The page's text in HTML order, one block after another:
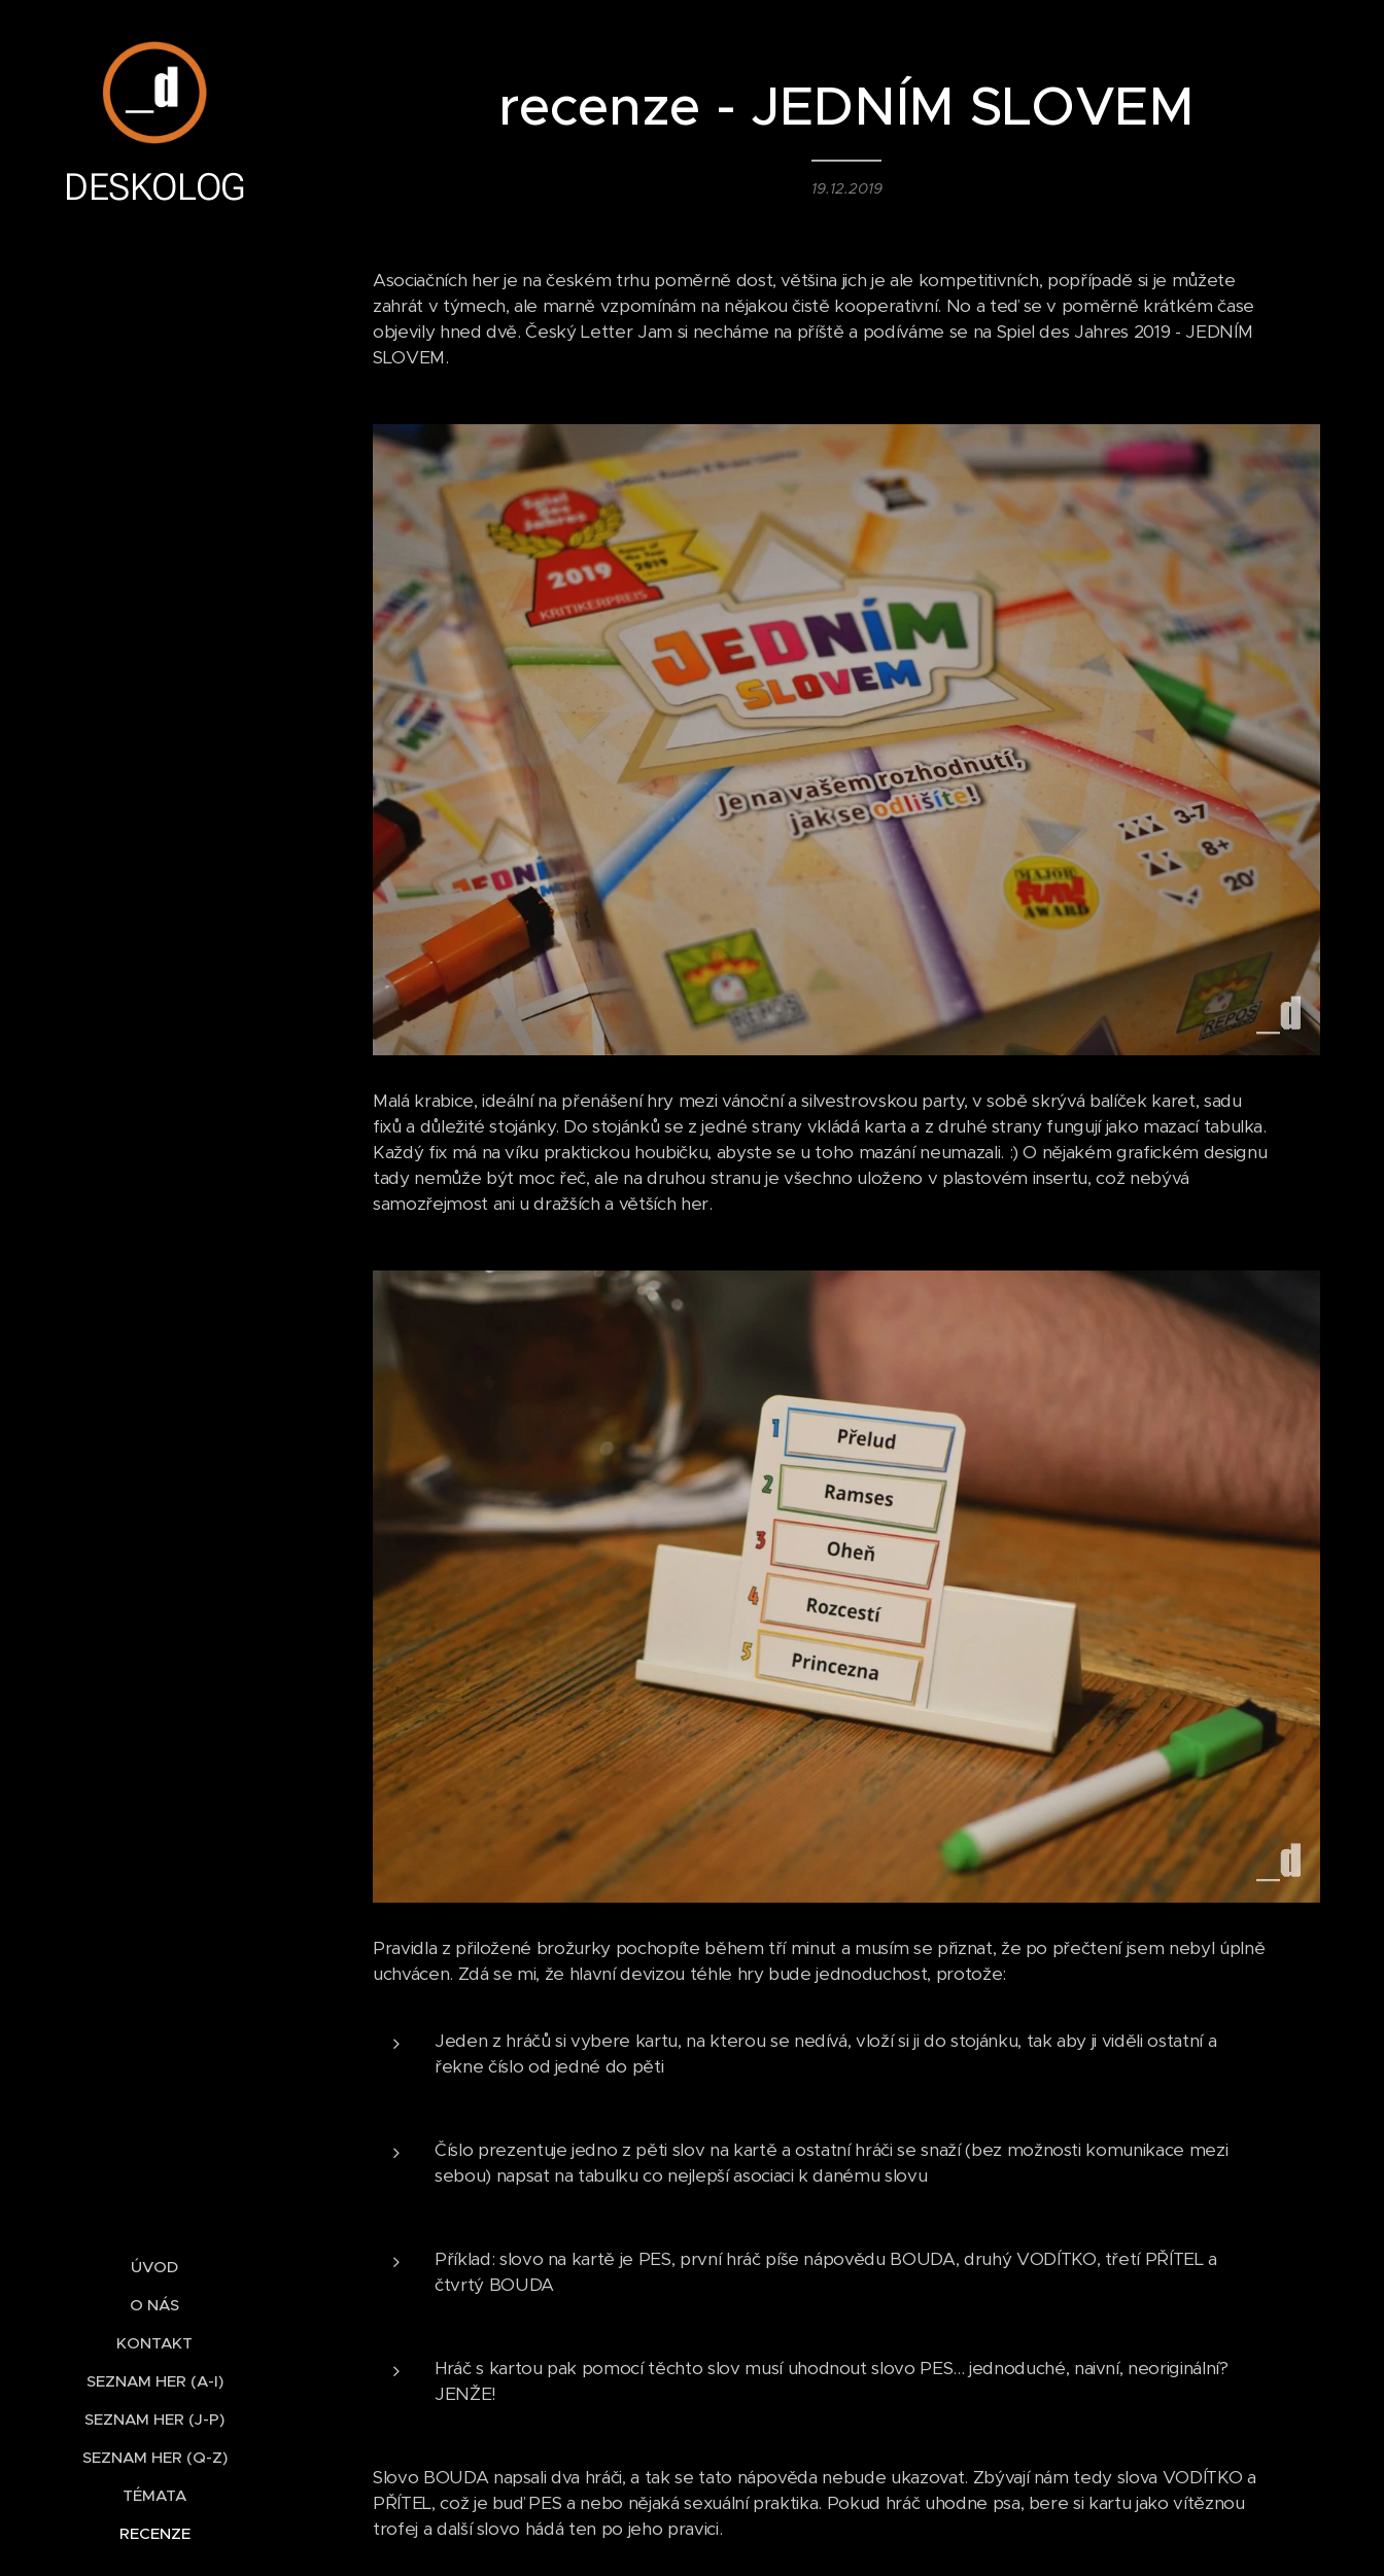
DESKOLOG
ÚVOD
O NÁS
KONTAKT
SEZNAM HER (A-I)
SEZNAM HER (J-P)
SEZNAM HER (Q-Z)
TÉMATA
RECENZE
recenze - JEDNÍM SLOVEM
19.12.2019
Asociačních her je na českém trhu poměrně dost, většina jich je ale kompetitivních, popřípadě si je můžete
zahrát v týmech, ale marně vzpomínám na nějakou čistě kooperativní. No a teď se v poměrně krátkém čase
objevily hned dvě. Český Letter Jam si necháme na příště a podíváme se na Spiel des Jahres 2019 - JEDNÍM
SLOVEM.
Malá krabice, ideální na přenášení hry mezi vánoční a silvestrovskou party, v sobě skrývá balíček karet, sadu
fixů a důležité stojánky. Do stojánků se z jedné strany vkládá karta a z druhé strany fungují jako mazací tabulka.
Každý fix má na víku praktickou houbičku, abyste se u toho mazání neumazali. :) O nějakém grafickém designu
tady nemůže být moc řeč, ale na druhou stranu je všechno uloženo v plastovém insertu, což nebývá
samozřejmost ani u dražších a větších her.
Pravidla z přiložené brožurky pochopíte během tří minut a musím se přiznat, že po přečtení jsem nebyl úplně
uchvácen. Zdá se mi, že hlavní devizou téhle hry bude jednoduchost, protože:
Jeden z hráčů si vybere kartu, na kterou se nedívá, vloží si ji do stojánku, tak aby ji viděli ostatní a
řekne číslo od jedné do pěti
Číslo prezentuje jedno z pěti slov na kartě a ostatní hráči se snaží (bez možnosti komunikace mezi
sebou) napsat na tabulku co nejlepší asociaci k danému slovu
Příklad: slovo na kartě je PES, první hráč píše nápovědu BOUDA, druhý VODÍTKO, třetí PŘÍTEL a
čtvrtý BOUDA
Hráč s kartou pak pomocí těchto slov musí uhodnout slovo PES... jednoduché, naivní, neoriginální?
JENŽE!
Slovo BOUDA napsali dva hráči, a tak se tato nápověda nebude ukazovat. Zbývají nám tedy slova VODÍTKO a
PŘÍTEL, což je buď PES a nebo nějaká sexuální praktika. Pokud hráč uhodne psa, bere si kartu jako vítěznou
trofej a další slovo hádá ten po jeho pravici.